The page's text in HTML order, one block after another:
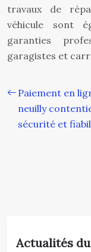
travaux de
véhicule sont
garanties
garagistes et
Paiement en
neuilly
sécurité et
Actualités